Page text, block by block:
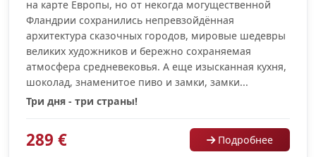
на карте Европы, но от некогда могущественной
Фландрии сохранились непревзойдённая
архитектура сказочных городов, мировые шедевры
великих художников и бережно сохраняемая
атмосфера средневековья. А еще изысканная кухня,
шоколад, знаменитое пиво и замки, замки...
Три дня - три страны!
289 € Подробнее